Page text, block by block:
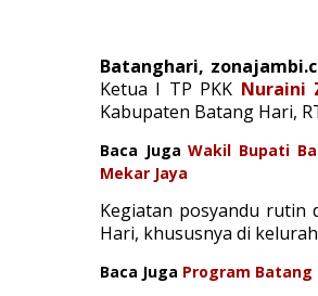
Batanghari,
Ketua I TP PKK Nuraini
Kabupaten Batang Hari,
Baca JugaWakil Bupati
Mekar Jaya
Kegiatan posyandu rutin
Hari, khususnya di
Baca Juga Program